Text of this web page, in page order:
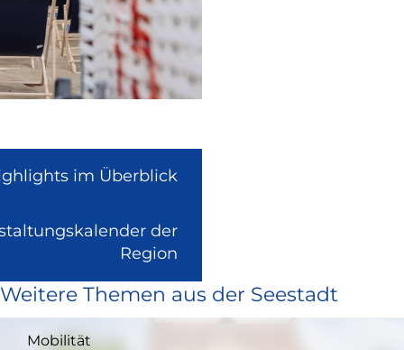
im Überblick
der
Region
extern
und
Weitere Themen aus der Seestadt
Mobilität